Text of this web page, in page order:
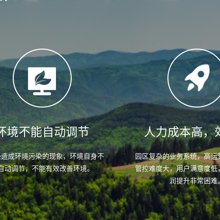
境不能自动调节
成环境污染的现象，环境自身不
动调节，不能有效改善环境。
人力成本高，
园区复杂的业务系统，高
管控难度大，用户满意度
润提升非常困难